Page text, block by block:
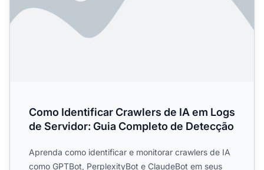
Como Identificar Crawlers de IA em Logs
de Servidor: Guia Completo de Detecção
Aprenda como identificar e monitorar crawlers de IA
como GPTBot, PerplexityBot e ClaudeBot em seus